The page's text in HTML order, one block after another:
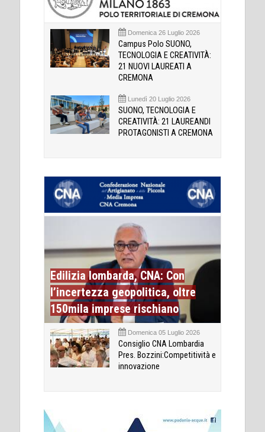
Domenica 26 Luglio 2026
Campus Polo SUONO,
TECNOLOGIA E CREATIVITÀ:
21 NUOVI LAUREATI A
CREMONA
Lunedì 20 Luglio 2026
SUONO, TECNOLOGIA E
CREATIVITÀ: 21 LAUREANDI
PROTAGONISTI A CREMONA
Edilizia lombarda, CNA: Con
l’incertezza geopolitica, oltre
150mila imprese rischiano
Domenica 05 Luglio 2026
Consiglio CNA Lombardia
Pres. Bozzini:Competitività e
innovazione